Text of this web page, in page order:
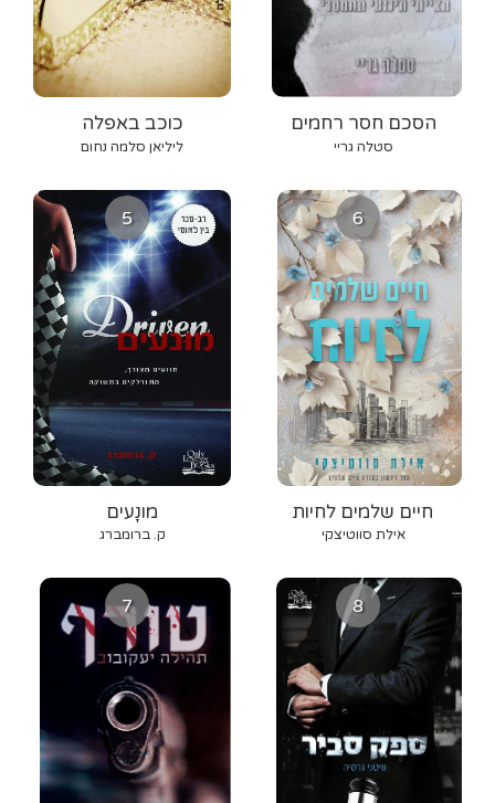
כוכב באפלה
ליליאן סלמה נחום
הסכם חסר רחמים
סטלה גריי
5
מונָעים
ק. ברומברג
6
חיים שלמים לחיות
אילת סווטיצקי
7 8